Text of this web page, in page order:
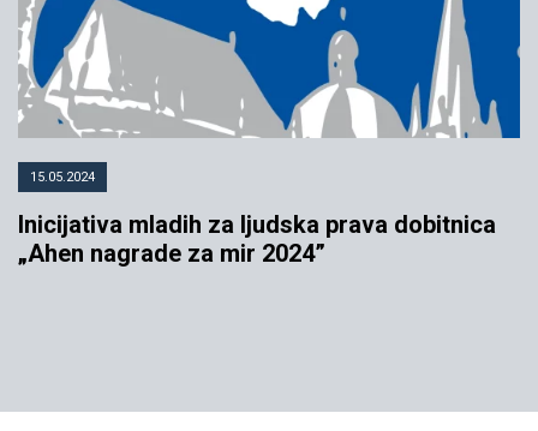
15.05.2024
Inicijativa mladih za ljudska prava dobitnica
„Ahen nagrade za mir 2024”